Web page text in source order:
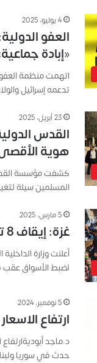
4 يوليو، 2025
العفو
«إبادة
اتهمت منظمة العفو
تدعمه إسرائيل
23 أبريل، 2025
القدس
هوية
كشفت مؤسسة القدس
المسلمين سيلة
5 مارس، 2025
غزة: إيقاف 8 تجار مخالفين لاستغلالهم حاجة المواطنين
لضبط الأسواق عقب
5 نوفمبر، 2024
ارتفاع
د.ماجد
حدث في سوريا